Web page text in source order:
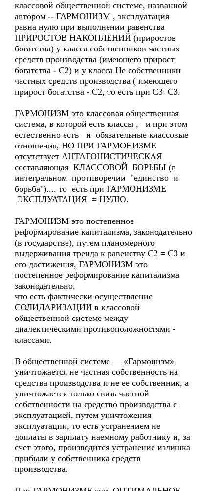
классовой общественной системе, названной
автором -- ГАРМОНИЗМ , эксплуатация
равна нулю при выполнении равенства
ПРИРОСТОВ НАКОПЛЕНИЙ (приростов
богатства) у класса собственников частных
средств производства (имеющего прирост
богатства - С2) и у класса Не собственники
частных средств производства ( имеющего
прирост богатства - С2, то есть при С3=С3.
ГАРМОНИЗМ это классовая общественная
система, в которой есть классы , и при этом
естественно есть и обязательные классовые
отношения, НО ПРИ ГАРМОНИЗМЕ
отсутствует АНТАГОНИСТИЧЕСКАЯ
составляющая КЛАССОВОЙ БОРЬБЫ (в
интегральном противоречии "единство и
борьба").... то есть при ГАРМОНИЗМЕ
ЭКСПЛУАТАЦИЯ = НУЛЮ.
ГАРМОНИЗМ это постепенное
реформирование капитализма, законодательно
(в государстве), путем планомерного
выдерживания тренда к равенству С2 = С3 и
его достижения, ГАРМОНИЗМ это
постепенное реформирование капитализма
законодательно,
что есть фактически осуществление
СОЛИДАРИЗАЦИИ в классовой
общественной системе между
диалектическими противоположностями -
классами.
В общественной системе — «Гармонизм»,
уничтожается не частная собственность на
средства производства и не ее собственник, а
уничтожается только связь частной
собственности на средство производства с
эксплуатацией, путем уничтожения
эксплуатации, то есть устранением не
доплаты в зарплату наемному работнику и, за
счет этого, производится устранение излишка
прибыли у собственника средств
производства.